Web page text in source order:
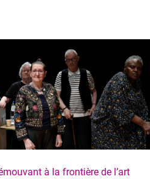
à la frontière de l’art